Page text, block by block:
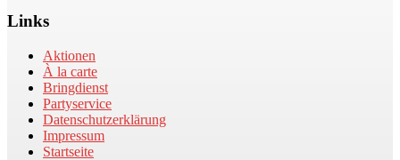
Links
Aktionen
À la carte
Bringdienst
Partyservice
Datenschutzerklärung
Impressum
Startseite